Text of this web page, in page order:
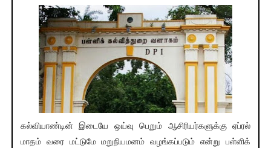
கல்வியாண்டின் இடையே ஒய்வு பெறும் ஆசிரியர்களுக்கு ஏப்ரல்
மாதம் வரை மட்டுமே மறுநியமனம் வழங்கப்படும் என்று பள்ளிக்